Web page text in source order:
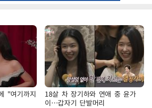
"여기까지
18살 차 장기하와 연애 중 윤가
이…갑자기 단발머리